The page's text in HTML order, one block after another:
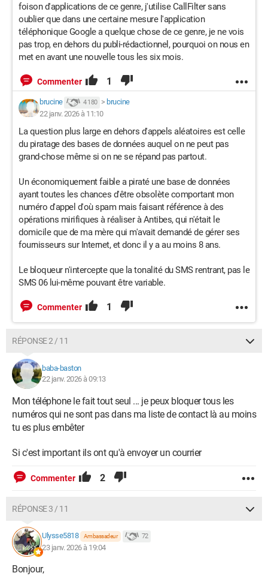
foison d'applications de ce genre, j'utilise CallFilter sans
oublier que dans une certaine mesure l'application
téléphonique Google a quelque chose de ce genre, je ne vois
pas trop, en dehors du publi-rédactionnel, pourquoi on nous en
met en avant une nouvelle tous les six mois.
Commenter 1
brucine 4 180 > brucine
22 janv. 2026 à 11:10
La question plus large en dehors d'appels aléatoires est celle
du piratage des bases de données auquel on ne peut pas
grand-chose même si on ne se répand pas partout.
Un économiquement faible a piraté une base de données
ayant toutes les chances d'être obsolète comportant mon
numéro d'appel d'où spam mais faisant référence à des
opérations mirifiques à réaliser à Antibes, qui n'était le
domicile que de ma mère qui m'avait demandé de gérer ses
fournisseurs sur Internet, et donc il y a au moins 8 ans.
Le bloqueur n'intercepte que la tonalité du SMS rentrant, pas le
SMS 06 lui-même pouvant être variable.
Commenter 1
RÉPONSE 2 / 11
baba-baston
22 janv. 2026 à 09:13
Mon téléphone le fait tout seul ... je peux bloquer tous les
numéros qui ne sont pas dans ma liste de contact là au moins
tu es plus embêter
Si c'est important ils ont qu'à envoyer un courrier
Commenter 2
RÉPONSE 3 / 11
Ulysse5818 Ambassadeur 72
23 janv. 2026 à 19:04
Bonjour,